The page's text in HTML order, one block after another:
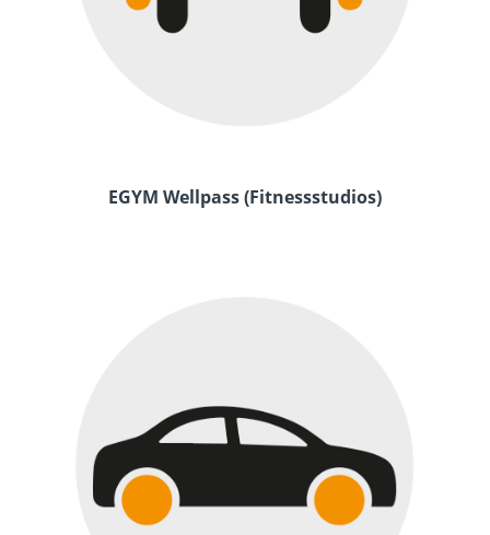
EGYM Wellpass (Fitnessstudios)